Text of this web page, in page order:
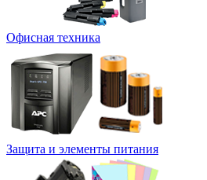
Офисная техника
Защита и элементы питания